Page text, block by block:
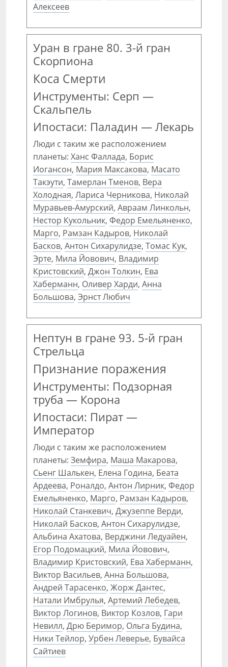
Алексеев
Уран в гране 80. 3-й гран
Скорпиона
Коса Смерти
Инструменты: Серп —
Скальпель
Ипостаси: Паладин — Лекарь
Люди с таким же расположением
планеты: Ханс Фаллада, Борис
Иогансон, Мария Максакова, Масато
Такэути, Тамерлан Тменов, Вера
Холодная, Лариса Черникова, Николай
Муравьев-Амурский, Авраам Линкольн,
Нестор Кукольник, Федор Емельяненко,
Марго, Рамзан Кадыров, Николай
Басков, Антон Сихарулидзе, Томас Кук,
Эрте, Мила Йовович, Владимир
Кристовский, Джон Толкин, Ева
Хаберманн, Оливер Харди, Анна
Большова, Эрнст Любич
Нептун в гране 93. 5-й гран
Стрельца
Признание поражения
Инструменты: Подзорная
труба — Корона
Ипостаси: Пират —
Император
Люди с таким же расположением
планеты: Земфира, Маша Макарова,
Сьенг Шалькен, Елена Година, Беата
Ардеева, Роналдо, Антон Лирник, Федор
Емельяненко, Марго, Рамзан Кадыров,
Николай Станкевич, Джузеппе Верди,
Николай Басков, Антон Сихарулидзе,
Альбина Ахатова, Верджини Ледуайен,
Егор Подомацкий, Мила Йовович,
Владимир Кристовский, Ева Хаберманн,
Виктор Васильев, Анна Большова,
Андрей Тарасенко, Жорж Дантес,
Натали Имбрулья, Артемий Лебедев,
Виктор Логинов, Виктор Козлов, Гари
Невилл, Дрю Беримор, Ольга Будина,
Ники Тейлор, Урбен Леверье, Бувайса
Сайтиев